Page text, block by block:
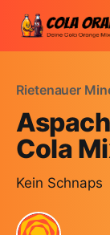
Rietenauer
Cola
Kein Schnaps